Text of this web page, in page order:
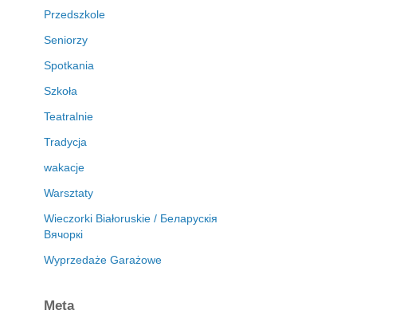
Przedszkole
Seniorzy
Spotkania
Szkoła
Teatralnie
Tradycja
wakacje
Warsztaty
Wieczorki Białoruskie / Беларускія
Вячоркі
Wyprzedaże Garażowe
Meta